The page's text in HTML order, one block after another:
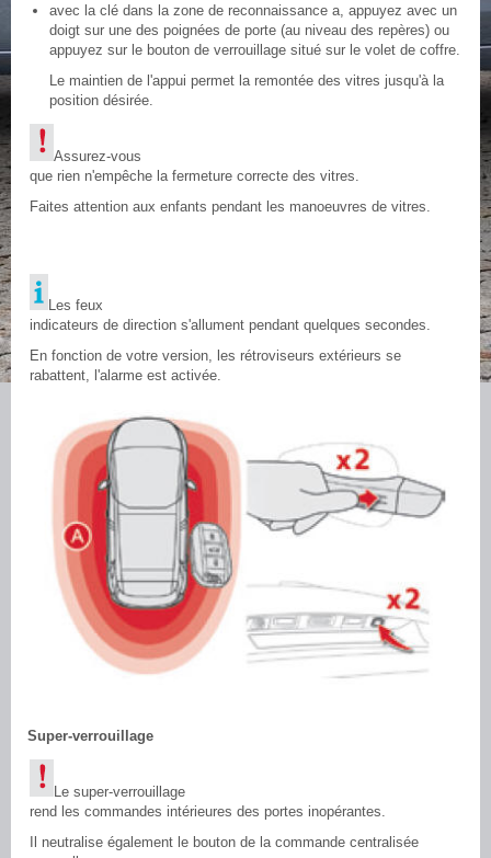
avec la clé dans la zone de reconnaissance a, appuyez avec un
doigt sur une des poignées de porte (au niveau des repères) ou
appuyez sur le bouton de verrouillage situé sur le volet de coffre.
Le maintien de l'appui permet la remontée des vitres jusqu'à la
position désirée.
Assurez-vous
que rien n'empêche la fermeture correcte des vitres.
Faites attention aux enfants pendant les manoeuvres de vitres.
Les feux
indicateurs de direction s'allument pendant quelques secondes.
En fonction de votre version, les rétroviseurs extérieurs se
rabattent, l'alarme est activée.
Super-verrouillage
Le super-verrouillage
rend les commandes intérieures des portes inopérantes.
Il neutralise également le bouton de la commande centralisée